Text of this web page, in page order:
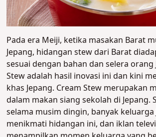
Pada era Meiji, ketika masakan Barat
Jepang, hidangan stew dari Barat
sesuai dengan bahan dan selera orang
Stew adalah hasil inovasi ini dan kini
khas Jepang. Cream Stew merupakan
dalam makan siang sekolah di Jepang.
selama musim dingin, banyak keluarga
menikmati hidangan ini, dan iklan